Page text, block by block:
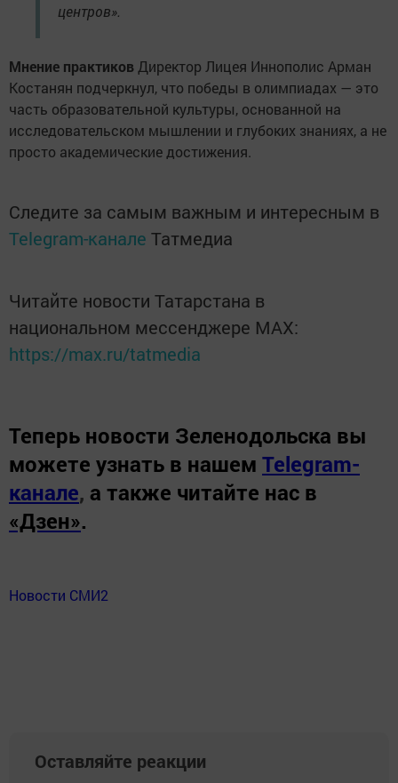
центров».
Мнение практиков Директор Лицея Иннополис Арман
Костанян подчеркнул, что победы в олимпиадах — это
часть образовательной культуры, основанной на
исследовательском мышлении и глубоких знаниях, а не
просто академические достижения.
Следите за самым важным и интересным в
Telegram-канале Татмедиа
Читайте новости Татарстана в
национальном мессенджере MАХ:
https://max.ru/tatmedia
Теперь новости Зеленодольска вы
можете узнать в нашем Telegram-
канале, а также читайте нас в
«Дзен».
Новости СМИ2
Оставляйте реакции